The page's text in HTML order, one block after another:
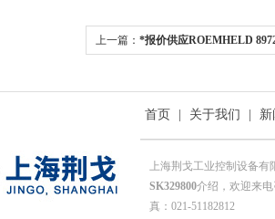
上一篇： *报价供应ROEMHELD
首页 关于我们
上海荆戈工业控制设备
SK329800介绍，欢迎来
真：021-51182812